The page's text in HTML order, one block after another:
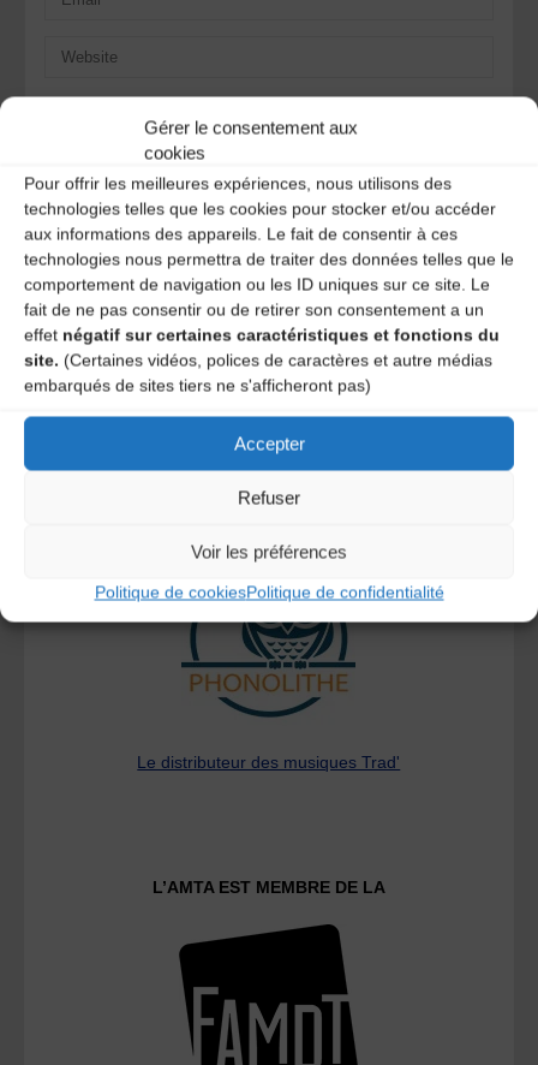
Gérer le consentement aux
cookies
Pour offrir les meilleures expériences, nous utilisons des
technologies telles que les cookies pour stocker et/ou accéder
aux informations des appareils. Le fait de consentir à ces
technologies nous permettra de traiter des données telles que le
comportement de navigation ou les ID uniques sur ce site. Le
fait de ne pas consentir ou de retirer son consentement a un
effet négatif sur certaines caractéristiques et fonctions du
site. (Certaines vidéos, polices de caractères et autre médias
embarqués de sites tiers ne s'afficheront pas)
Accepter
Refuser
Voir les préférences
Politique de cookiesPolitique de confidentialité
time I post a comment.
Ce site utilise Akismet pour réduire les indésirables.En
savoir plus sur la façon dont les données de vos
commentaires sont traitées.
Le distributeur des musiques Trad'
L’AMTA EST MEMBRE DE LA